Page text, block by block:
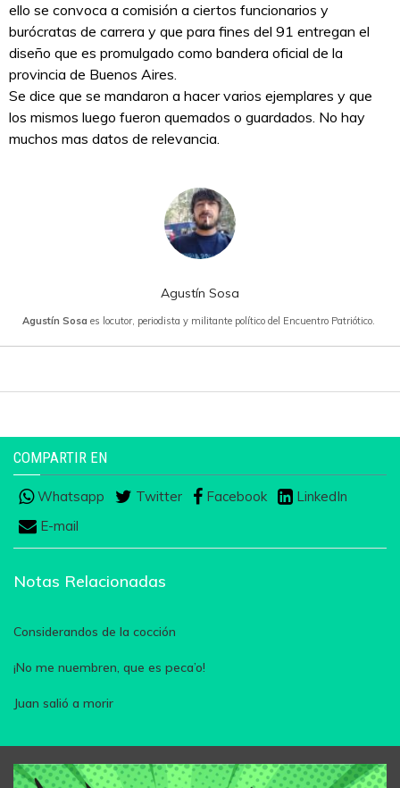
ello se convoca a comisión a ciertos funcionarios y
burócratas de carrera y que para fines del 91 entregan el
diseño que es promulgado como bandera oficial de la
provincia de Buenos Aires.
Se dice que se mandaron a hacer varios ejemplares y que
los mismos luego fueron quemados o guardados. No hay
muchos mas datos de relevancia.
Agustín Sosa
Agustín Sosa es locutor, periodista y militante político del Encuentro Patriótico.
COMPARTIR EN
Whatsapp Twitter Facebook
LinkedIn
E-mail
Notas Relacionadas
Considerandos de la cocción
¡No me nuembren, que es peca’o!
Juan salió a morir